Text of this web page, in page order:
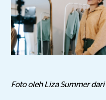
Foto oleh Liza Summer dari